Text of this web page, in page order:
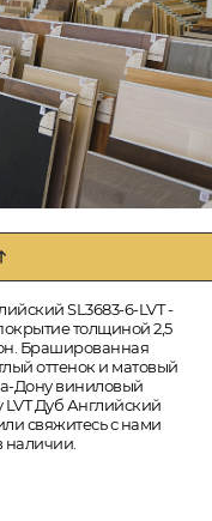
SL3683-6-LVT -
толщиной 2,5
Брашированная
оттенок и матовый
Дону виниловый
Дуб Английский
свяжитесь с нами
наличии.